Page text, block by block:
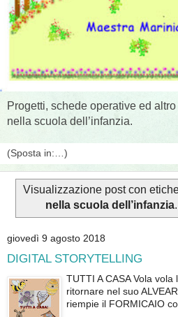
Progetti, schede operative ed
nella scuola dell’infanzia.
Visualizzazione post con
nella scuola dell’infanzia.
giovedì 9 agosto 2018
DIGITAL STORYTELLING
TUTTI A CASA Vola vola
ritornare nel suo
riempie il FORMICAIO